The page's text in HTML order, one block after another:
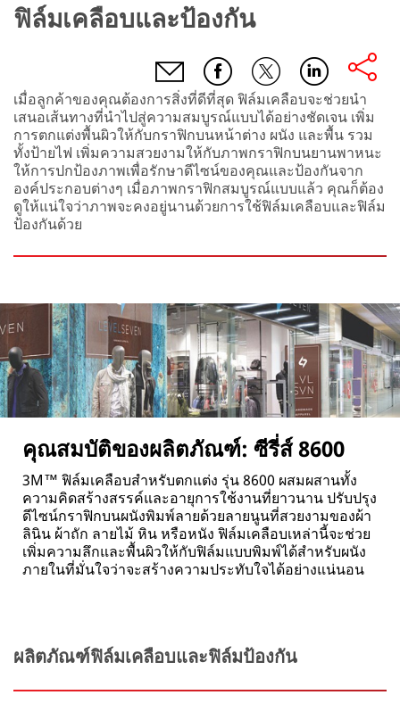
ฟิล์มเคลือบและป้องกัน
เมื่อลูกค้าของคุณต้องการสิ่งที่ดีที่สุด ฟิล์มเคลือบจะช่วยนำ
เสนอเส้นทางที่นำไปสู่ความสมบูรณ์แบบได้อย่างชัดเจน เพิ่ม
การตกแต่งพื้นผิวให้กับกราฟิกบนหน้าต่าง ผนัง และพื้น รวม
ทั้งป้ายไฟ เพิ่มความสวยงามให้กับภาพกราฟิกบนยานพาหนะ
ให้การปกป้องภาพเพื่อรักษาดีไซน์ของคุณและป้องกันจาก
องค์ประกอบต่างๆ เมื่อภาพกราฟิกสมบูรณ์แบบแล้ว คุณก็ต้อง
ดูให้แน่ใจว่าภาพจะคงอยู่นานด้วยการใช้ฟิล์มเคลือบและฟิล์ม
ป้องกันด้วย
คุณสมบัติของผลิตภัณฑ์: ซีรี่ส์ 8600
3M™ ฟิล์มเคลือบสำหรับตกแต่ง รุ่น 8600 ผสมผสานทั้ง
ความคิดสร้างสรรค์และอายุการใช้งานที่ยาวนาน ปรับปรุง
ดีไซน์กราฟิกบนผนังพิมพ์ลายด้วยลายนูนที่สวยงามของผ้า
ลินิน ผ้าถัก ลายไม้ หิน หรือหนัง ฟิล์มเคลือบเหล่านี้จะช่วย
เพิ่มความลึกและพื้นผิวให้กับฟิล์มแบบพิมพ์ได้สำหรับผนัง
ภายในที่มั่นใจว่าจะสร้างความประทับใจได้อย่างแน่นอน
ผลิตภัณฑ์ฟิล์มเคลือบและฟิล์มป้องกัน